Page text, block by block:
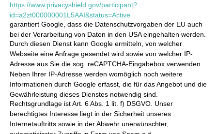
https://www.privacyshield.gov/participant?
id=a2zt000000001L5AAI&status=Active
garantiert Google, dass die Datenschutzvorgaben der EU auch
bei der Verarbeitung von Daten in den USA eingehalten werden.
Durch diesen Dienst kann Google ermitteln, von welcher
Webseite eine Anfrage gesendet wird sowie von welcher IP-
Adresse aus Sie die sog. reCAPTCHA-Eingabebox verwenden.
Neben Ihrer IP-Adresse werden womöglich noch weitere
Informationen durch Google erfasst, die für das Angebot und die
Gewährleistung dieses Dienstes notwendig sind.
Rechtsgrundlage ist Art. 6 Abs. 1 lit. f) DSGVO. Unser
berechtigtes Interesse liegt in der Sicherheit unseres
Internetauftritts sowie in der Abwehr unerwünschter,